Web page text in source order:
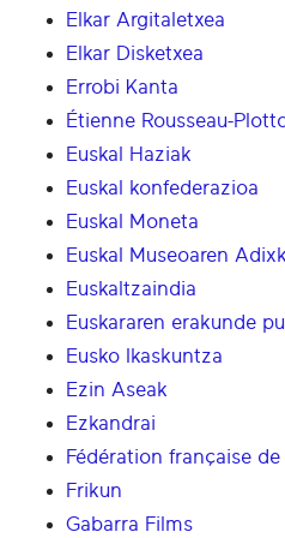
Elkar Argitaletxea
Elkar Disketxea
Errobi Kanta
Étienne Rousseau-
Euskal Haziak
Euskal konfederazioa
Euskal Moneta
Euskal Museoaren
Euskaltzaindia
Euskararen erakunde
Eusko Ikaskuntza
Ezin Aseak
Ezkandrai
Fédération française
Frikun
Gabarra Films